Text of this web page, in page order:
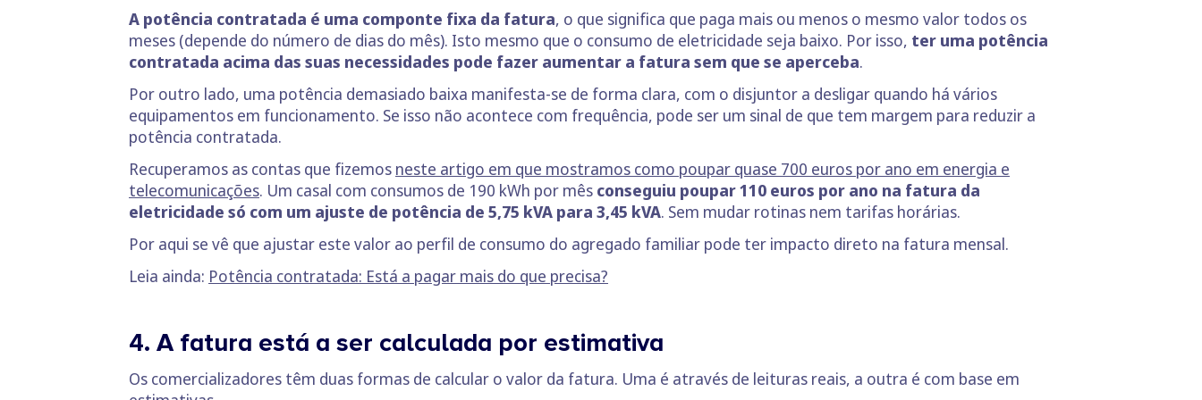
A potência contratada é uma componte fixa da fatura, o que significa que paga mais ou menos o mesmo valor todos os
meses (depende do número de dias do mês). Isto mesmo que o consumo de eletricidade seja baixo. Por isso, ter uma potência
contratada acima das suas necessidades pode fazer aumentar a fatura sem que se aperceba.
Por outro lado, uma potência demasiado baixa manifesta-se de forma clara, com o disjuntor a desligar quando há vários
equipamentos em funcionamento. Se isso não acontece com frequência, pode ser um sinal de que tem margem para reduzir a
potência contratada.
Recuperamos as contas que fizemos neste artigo em que mostramos como poupar quase 700 euros por ano em energia e
telecomunicações. Um casal com consumos de 190 kWh por mês conseguiu poupar 110 euros por ano na fatura da
eletricidade só com um ajuste de potência de 5,75 kVA para 3,45 kVA. Sem mudar rotinas nem tarifas horárias.
Por aqui se vê que ajustar este valor ao perfil de consumo do agregado familiar pode ter impacto direto na fatura mensal.
Leia ainda: Potência contratada: Está a pagar mais do que precisa?
4. A fatura está a ser calculada por estimativa
Os comercializadores têm duas formas de calcular o valor da fatura. Uma é através de leituras reais, a outra é com base em